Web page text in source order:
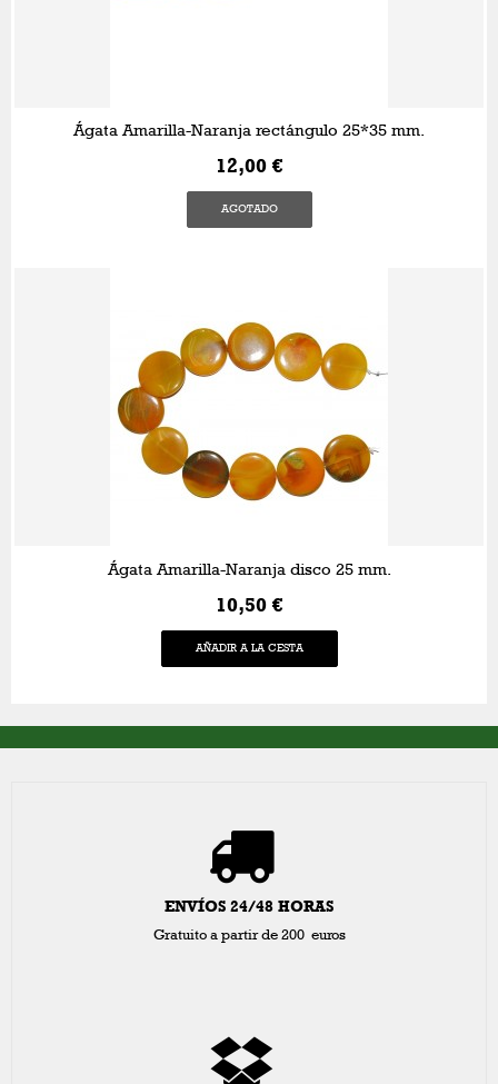
Ágata Amarilla-Naranja rectángulo 25*35 mm.
12,00 €
AGOTADO
Ágata Amarilla-Naranja disco 25 mm.
10,50 €
AÑADIR A LA CESTA
ENVÍOS 24/48 HORAS
Gratuito a partir de 200 euros